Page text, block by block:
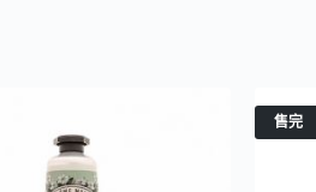
售完